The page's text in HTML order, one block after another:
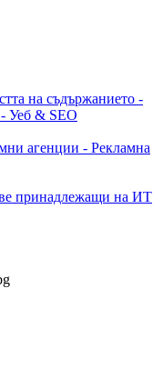
на съдържанието -
Уеб & SEO
агенции - Рекламна
принадлежащи на ИТ